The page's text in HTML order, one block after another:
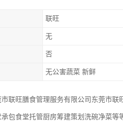
联旺
无
否
无公害蔬菜 新鲜
市联旺膳食管理服务有限公司东莞市
承包食堂托管厨房筹建策划洗碗净菜等